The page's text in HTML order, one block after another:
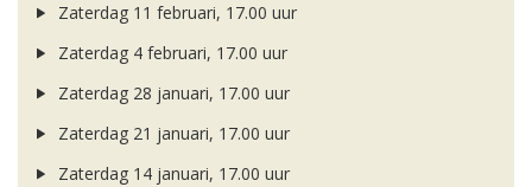
Zaterdag 11 februari, 17.00 uur
Zaterdag 4 februari, 17.00 uur
Zaterdag 28 januari, 17.00 uur
Zaterdag 21 januari, 17.00 uur
Zaterdag 14 januari, 17.00 uur